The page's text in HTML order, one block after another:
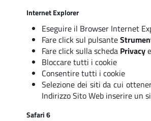
Internet Explorer
Eseguire il Browser Internet
Fare click sul pulsante
Fare click sulla scheda Privacy
Bloccare tutti i cookie
Consentire tutti i cookie
Selezione dei siti da cui
Indirizzo Sito Web inserire un
Safari 6